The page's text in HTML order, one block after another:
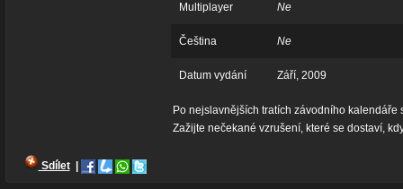
Multiplayer Ne
Čeština Ne
Datum vydání Září, 2009
Po nejslavnějších tratích závodního
Zažijte nečekané vzrušení, které se dostaví,
Sdílet